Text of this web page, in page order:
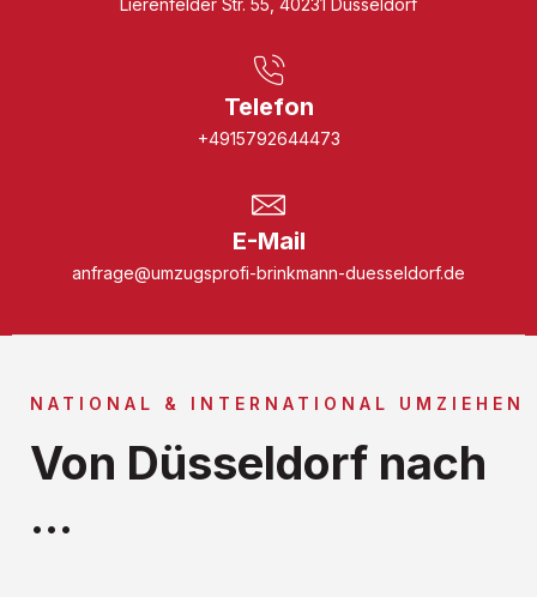
Lierenfelder Str. 55, 40231 Düsseldorf
Telefon
+4915792644473
E-Mail
anfrage@umzugsprofi-brinkmann-duesseldorf.de
NATIONAL & INTERNATIONAL UMZIEHEN
Von Düsseldorf nach
...